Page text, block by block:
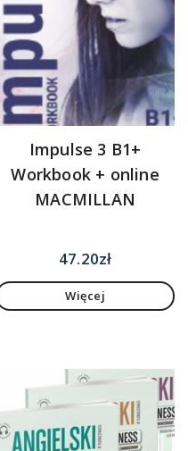
Impulse 3 B1+
Workbook + online
MACMILLAN
47.20zł
Więcej